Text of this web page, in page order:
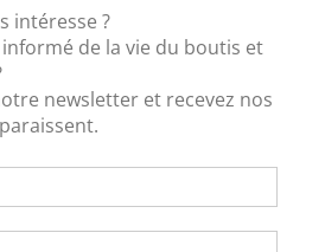
intéresse ?
de la vie du boutis et
newsletter et recevez nos